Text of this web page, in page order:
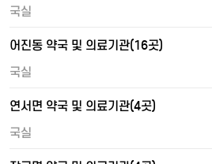
국실
어진동 약국 및 의료기관(16곳)
국실
연서면 약국 및 의료기관(4곳)
국실